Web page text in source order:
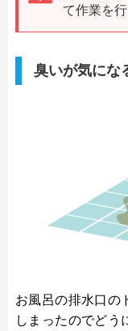
て作業を行
臭いが気にな
お風呂の排水口の
しまったのでどう